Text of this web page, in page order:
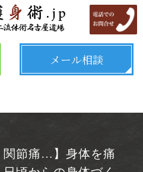
メール相談
関節痛…】身体を痛